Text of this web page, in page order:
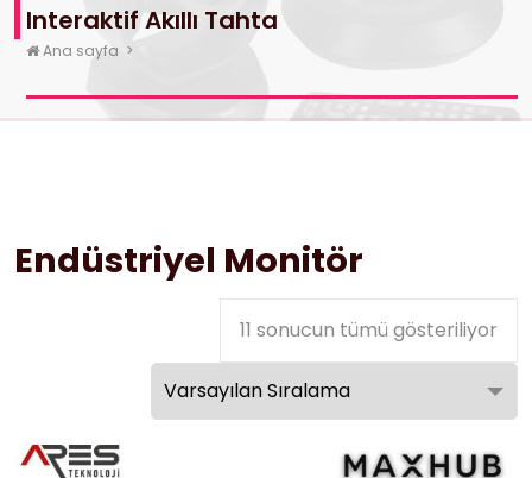
Interaktif Akıllı Tahta
Ana sayfa >
Endüstriyel Monitör
11 sonucun tümü gösteriliyor